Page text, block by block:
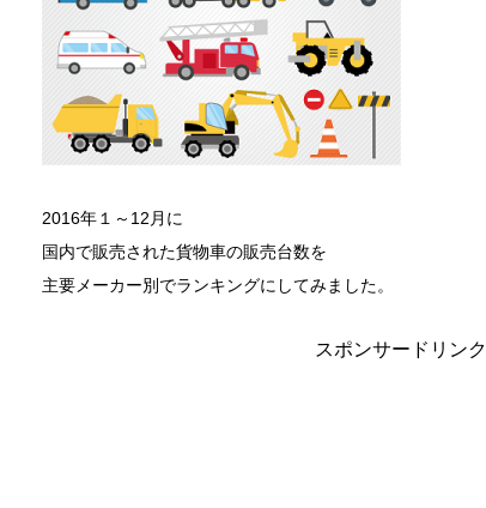
2016年１～12月に
国内で販売された貨物車の販売台数を
主要メーカー別でランキングにしてみました。
スポンサードリンク